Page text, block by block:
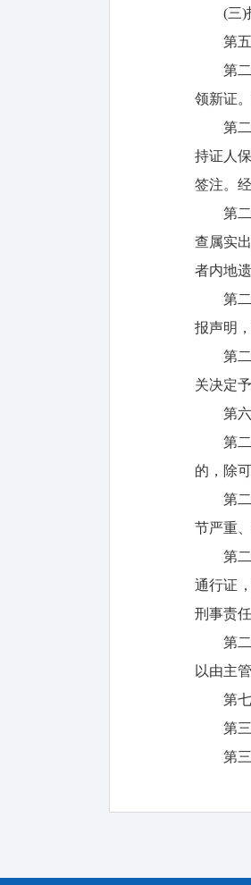
(三)
第
第
领新证
第
持证人
签注。
第
查属实
者内地
第
报声明
第
关决定
第
第
的，除
第
节严重
第
通行证
刑事责任
第
以由主
第
第
第